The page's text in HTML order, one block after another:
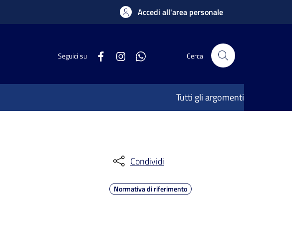
Accedi all'area personale
Seguici su Cerca
Tutti gli argomenti
Condividi
Normativa di riferimento